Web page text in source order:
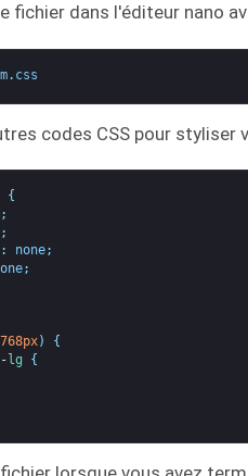
fichier dans l'éditeur nano
. css
codes CSS pour
{
;
;
: none;
;
768px)
{
- lg
{